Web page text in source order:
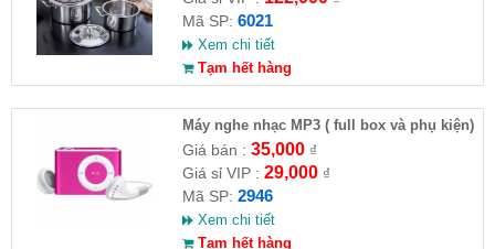
Mã SP: 6021
Xem chi tiết
Tạm hết hàng
Máy nghe nhạc MP3 ( full box và phụ kiện)
Giá bán : 35,000₫
Giá sỉ VIP : 29,000₫
Mã SP: 2946
Xem chi tiết
Tạm hết hàng